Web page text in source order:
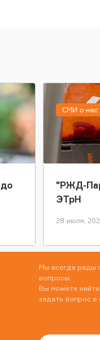
"РЖД-
ЭТрН
28 июля,
СМИ о нас
Мы всегда рады
вопросы.
Вы можете
задать вопрос в